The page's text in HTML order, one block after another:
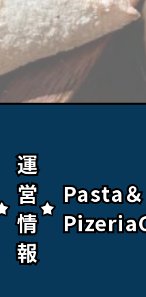
運
営
情
報
運
営
情
報
Pasta＆
Pasta＆